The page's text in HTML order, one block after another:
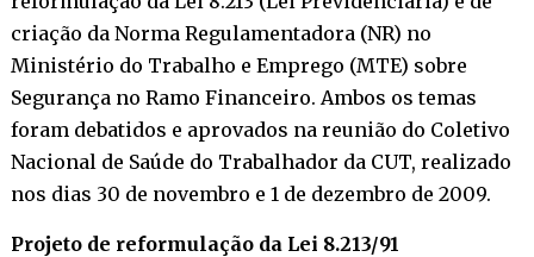
criação da Norma Regulamentadora (NR) no
Ministério do Trabalho e Emprego (MTE) sobre
Segurança no Ramo Financeiro. Ambos os temas
foram debatidos e aprovados na reunião do Coletivo
Nacional de Saúde do Trabalhador da CUT, realizado
nos dias 30 de novembro e 1 de dezembro de 2009.
Projeto de reformulação da Lei 8.213/91